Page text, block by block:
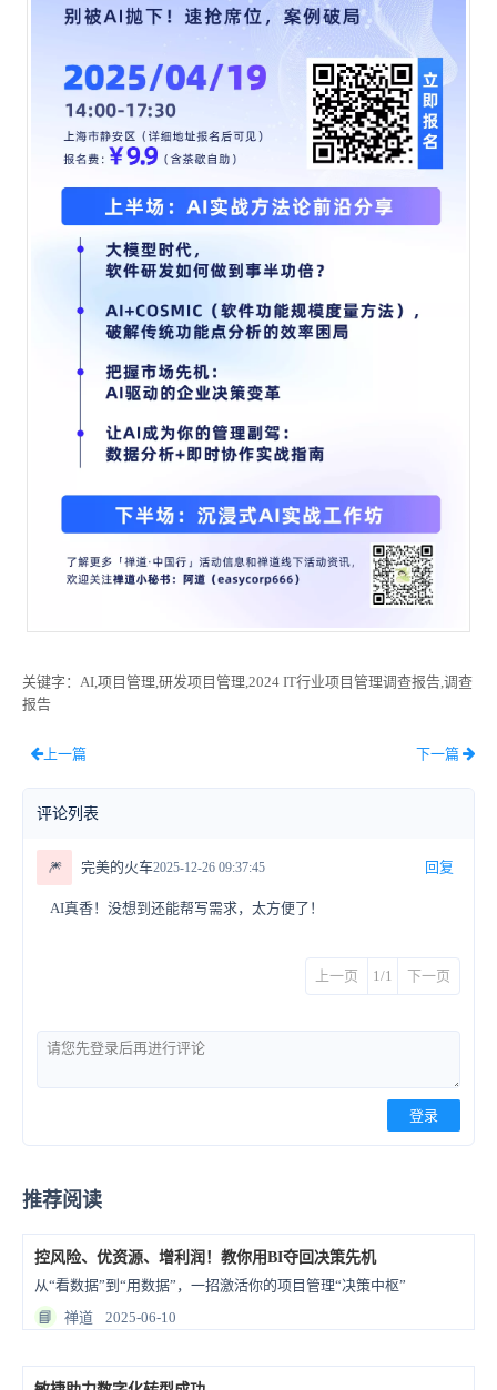
关键字 ：AI,项目管理,研发项目管理,2024 IT行业项目管理调查报告,调查
报告
上一篇 下一篇
评论列表
🎆 完美的火车2025-12-26 09:37:45 回复
AI真香！没想到还能帮写需求，太方便了！
上一页 1/1 下一页
登录
推荐阅读
控风险、优资源、增利润！教你用BI夺回决策先机
从“看数据”到“用数据”，一招激活你的项目管理“决策中枢”
📘
禅道 2025-06-10